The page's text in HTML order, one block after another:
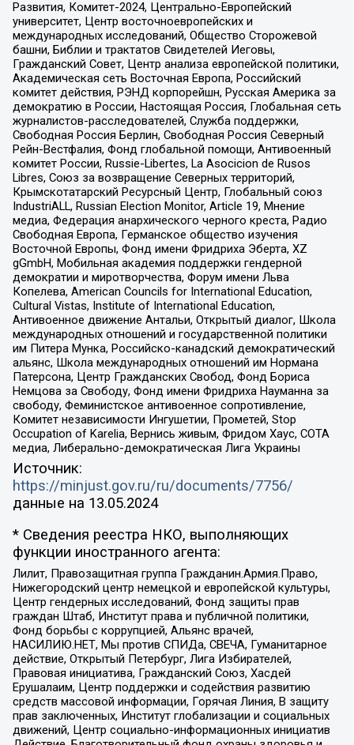
Развития, Комитет-2024, Центрально-Европейский
университет, Центр восточноевропейских и
международных исследований, Общество Сторожевой
башни, Библии и трактатов Свидетелей Иеговы,
Гражданский Совет, Центр анализа европейской политики,
Академическая сеть Восточная Европа, Российский
комитет действия, РЭНД корпорейшн, Русская Америка за
демократию в России, Настоящая Россия, Глобальная сеть
журналистов-расследователей, Служба поддержки,
Свободная Россия Берлин, Свободная Россия Северный
Рейн-Вестфалия, Фонд глобальной помощи, Антивоенный
комитет России, Russie-Libertes, La Asocicion de Rusos
Libres, Союз за возвращение Северных территорий,
Крымскотатарский Ресурсный Центр, Глобальный союз
IndustriALL, Russian Election Monitor, Article 19, Мнение
медиа, Федерация анархического черного креста, Радио
Свободная Европа, Германское общество изучения
Восточной Европы, Фонд имени Фридриха Эберта, XZ
gGmbH, Мобильная академия поддержки гендерной
демократии и миротворчества, Форум имени Льва
Копелева, American Councils for International Education,
Cultural Vistas, Institute of International Education,
Антивоенное движение Антальи, Открытый диалог, Школа
международных отношений и государственной политики
им Питера Мунка, Российско-канадский демократический
альянс, Школа международных отношений им Нормана
Патерсона, Центр Гражданских Свобод, Фонд Бориса
Немцова за Свободу, Фонд имени Фридриха Науманна за
свободу, Феминистское антивоенное сопротивление,
Комитет независимости Ингушетии, Прометей, Stop
Occupation of Karelia, Вернись живым, Фридом Хаус, СОТА
медиа, Либерально-демократическая Лига Украины
Источник:
https://minjust.gov.ru/ru/documents/7756/
данные на 13.05.2024
* Сведения реестра НКО, выполняющих
функции иностранного агента:
Лилит, Правозащитная группа Гражданин.Армия.Право,
Нижегородский центр немецкой и европейской культуры,
Центр гендерных исследований, Фонд защиты прав
граждан Штаб, Институт права и публичной политики,
Фонд борьбы с коррупцией, Альянс врачей,
НАСИЛИЮ.НЕТ, Мы против СПИДа, СВЕЧА, Гуманитарное
действие, Открытый Петербург, Лига Избирателей,
Правовая инициатива, Гражданский Союз, Хасдей
Ерушалаим, Центр поддержки и содействия развитию
средств массовой информации, Горячая Линия, В защиту
прав заключенных, Институт глобализации и социальных
движений, Центр социально-информационных инициатив